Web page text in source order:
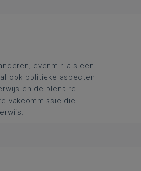
evenmin als een
ook politieke aspecten
en de plenaire
vakcommissie die